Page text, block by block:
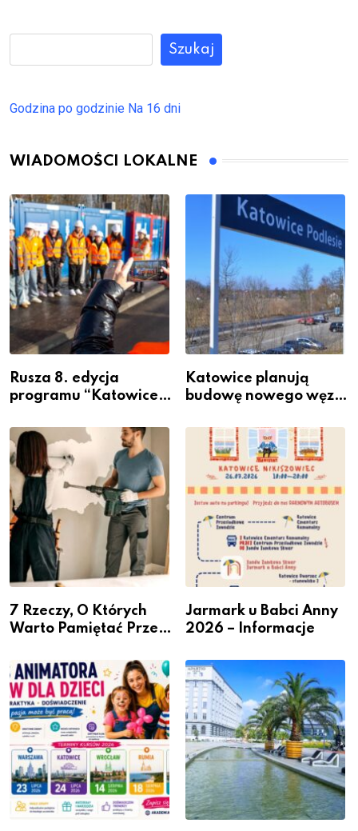
Szukaj
Godzina po godzinie Na 16 dni
WIADOMOŚCI LOKALNE
Rusza 8. edycja
programu “Katowice
– nabór dla
przedsiębiorców
Katowice planują
budowę nowego węzła
Podlesiu
7 Rzeczy, O Których
Warto Pamiętać Przed
Jarmark u Babci Anny
2026 – Informacje